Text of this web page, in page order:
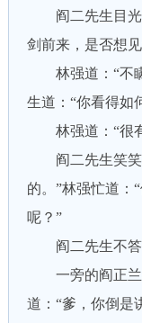
阎二先生目光
剑前来，是否想
林强道：“不瞒
生道：“你看得如
林强道：“很
阎二先生笑笑
的。”林强忙道：
呢？”
阎二先生不答
一旁的阎正兰
道：“爹，你倒是